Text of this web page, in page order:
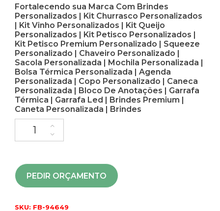
Fortalecendo sua Marca Com Brindes
Personalizados | Kit Churrasco Personalizados
| Kit Vinho Personalizados | Kit Queijo
Personalizados | Kit Petisco Personalizados |
Kit Petisco Premium Personalizado | Squeeze
Personalizado | Chaveiro Personalizado |
Sacola Personalizada | Mochila Personalizada |
Bolsa Térmica Personalizada | Agenda
Personalizada | Copo Personalizado | Caneca
Personalizada | Bloco De Anotações | Garrafa
Térmica | Garrafa Led | Brindes Premium |
Caneta Personalizada | Brindes
PEDIR ORÇAMENTO
SKU: FB-94649